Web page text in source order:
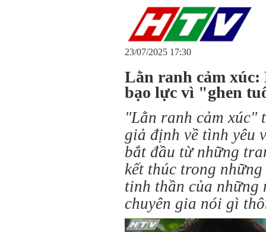
23/07/2025 17:30
Lằn ranh cảm
bạo lực vì "ghen
"Lằn ranh cảm xúc"
giả định về tình yêu
bắt đầu từ những
kết thúc trong
tinh thần của những
chuyên gia nói gì